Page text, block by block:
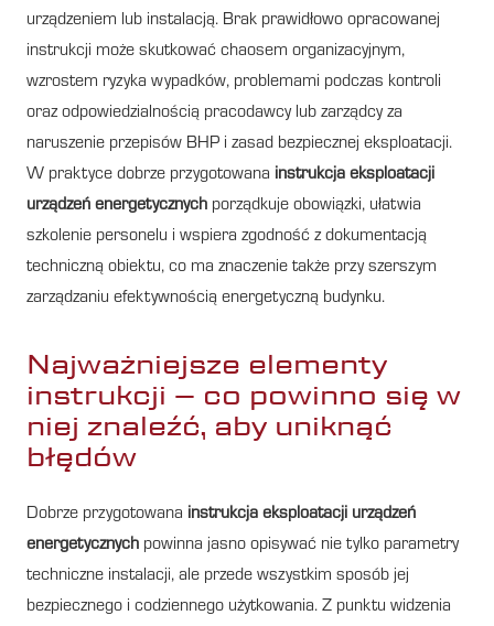
urządzeniem lub instalacją. Brak prawidłowo opracowanej
instrukcji może skutkować chaosem organizacyjnym,
wzrostem ryzyka wypadków, problemami podczas kontroli
oraz odpowiedzialnością pracodawcy lub zarządcy za
naruszenie przepisów BHP i zasad bezpiecznej eksploatacji.
W praktyce dobrze przygotowana instrukcja eksploatacji
urządzeń energetycznych porządkuje obowiązki, ułatwia
szkolenie personelu i wspiera zgodność z dokumentacją
techniczną obiektu, co ma znaczenie także przy szerszym
zarządzaniu efektywnością energetyczną budynku.
Najważniejsze elementy
instrukcji – co powinno się w
niej znaleźć, aby uniknąć
błędów
Dobrze przygotowana instrukcja eksploatacji urządzeń
energetycznych powinna jasno opisywać nie tylko parametry
techniczne instalacji, ale przede wszystkim sposób jej
bezpiecznego i codziennego użytkowania. Z punktu widzenia